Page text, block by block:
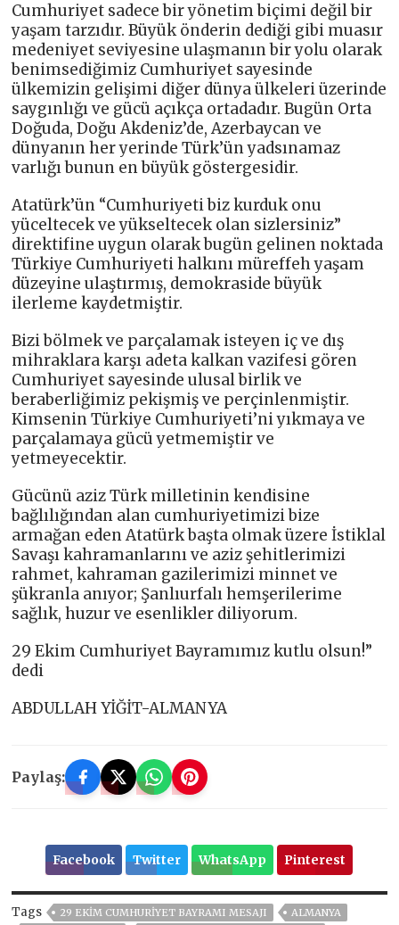
Cumhuriyet sadece bir yönetim biçimi değil bir
yaşam tarzıdır. Büyük önderin dediği gibi muasır
medeniyet seviyesine ulaşmanın bir yolu olarak
benimsediğimiz Cumhuriyet sayesinde
ülkemizin gelişimi diğer dünya ülkeleri üzerinde
saygınlığı ve gücü açıkça ortadadır. Bugün Orta
Doğuda, Doğu Akdeniz’de, Azerbaycan ve
dünyanın her yerinde Türk’ün yadsınamaz
varlığı bunun en büyük göstergesidir.
Atatürk’ün “Cumhuriyeti biz kurduk onu
yüceltecek ve yükseltecek olan sizlersiniz”
direktifine uygun olarak bugün gelinen noktada
Türkiye Cumhuriyeti halkını müreffeh yaşam
düzeyine ulaştırmış, demokraside büyük
ilerleme kaydetmiştir.
Bizi bölmek ve parçalamak isteyen iç ve dış
mihraklara karşı adeta kalkan vazifesi gören
Cumhuriyet sayesinde ulusal birlik ve
beraberliğimiz pekişmiş ve perçinlenmiştir.
Kimsenin Türkiye Cumhuriyeti’ni yıkmaya ve
parçalamaya gücü yetmemiştir ve
yetmeyecektir.
Gücünü aziz Türk milletinin kendisine
bağlılığından alan cumhuriyetimizi bize
armağan eden Atatürk başta olmak üzere İstiklal
Savaşı kahramanlarını ve aziz şehitlerimizi
rahmet, kahraman gazilerimizi minnet ve
şükranla anıyor; Şanlıurfalı hemşerilerime
sağlık, huzur ve esenlikler diliyorum.
29 Ekim Cumhuriyet Bayramımız kutlu olsun!”
dedi
ABDULLAH YİĞİT-ALMANYA
Paylaş:
Facebook Twitter WhatsApp Pinterest
Tags 29 EKIM CUMHURIYET BAYRAMI MESAJI
ALMANYA